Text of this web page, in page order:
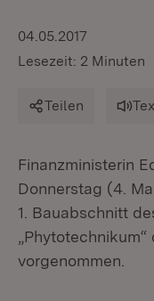
04.05.2017
Lesezeit: 2 Minuten
Teilen
Finanzministerin
Donnerstag (4.
1. Bauabschnitt
vorgenommen.